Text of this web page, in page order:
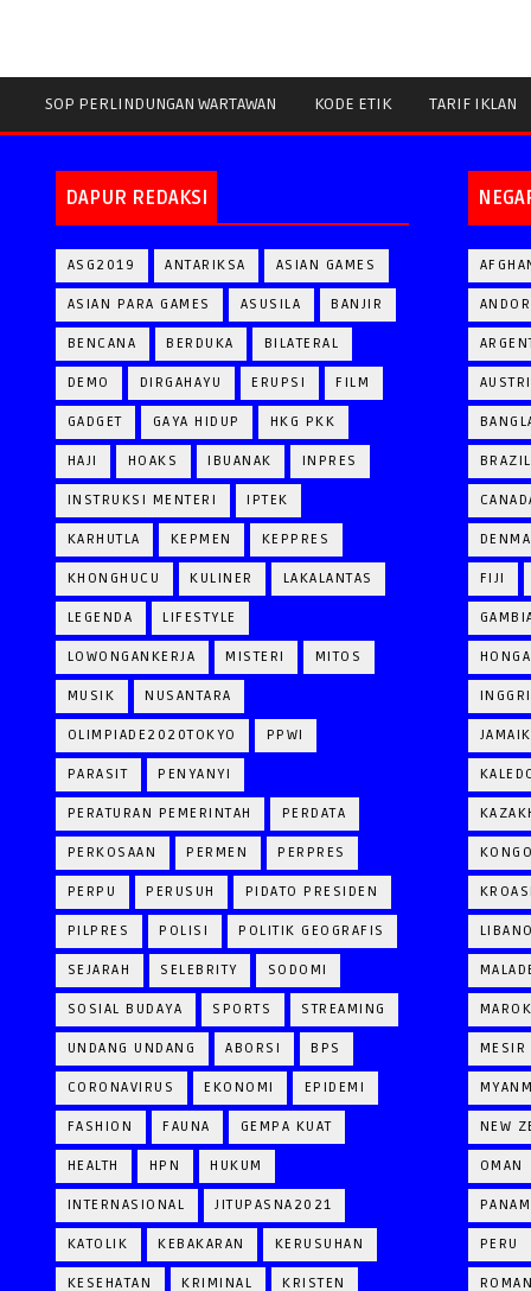
SOP PERLINDUNGAN WARTAWAN KODE ETIK TARIF IKLAN
DAPUR REDAKSI
ASG2019 ANTARIKSA ASIAN GAMES
ASIAN PARA GAMES ASUSILA BANJIR
BENCANA BERDUKA BILATERAL
DEMO DIRGAHAYU ERUPSI FILM
GADGET GAYA HIDUP HKG PKK
HAJI HOAKS IBUANAK INPRES
INSTRUKSI MENTERI IPTEK
KARHUTLA KEPMEN KEPPRES
KHONGHUCU KULINER LAKALANTAS
LEGENDA LIFESTYLE
LOWONGANKERJA MISTERI MITOS
MUSIK NUSANTARA
OLIMPIADE2020TOKYO PPWI
PARASIT PENYANYI
PERATURAN PEMERINTAH PERDATA
PERKOSAAN PERMEN PERPRES
PERPU PERUSUH PIDATO PRESIDEN
PILPRES POLISI POLITIK GEOGRAFIS
SEJARAH SELEBRITY SODOMI
SOSIAL BUDAYA SPORTS STREAMING
UNDANG UNDANG ABORSI BPS
CORONAVIRUS EKONOMI EPIDEMI
FASHION FAUNA GEMPA KUAT
HEALTH HPN HUKUM
INTERNASIONAL JITUPASNA2021
KATOLIK KEBAKARAN KERUSUHAN
KESEHATAN KRIMINAL KRISTEN
BRAZIL
FIJI
MESIR
NEW
OMAN
PERU